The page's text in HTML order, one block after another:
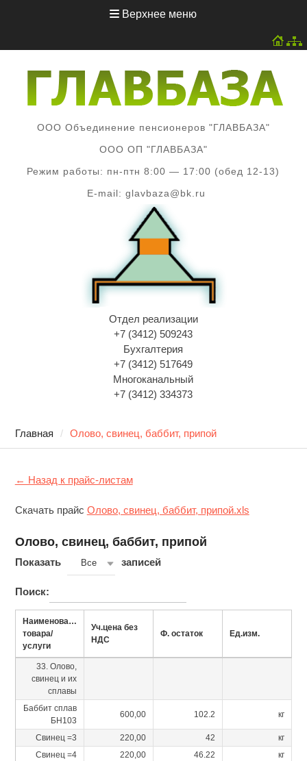
Верхнее меню
ООО Объединение пенсионеров "ГЛАВБАЗА"
ООО ОП "ГЛАВБАЗА"
Режим работы: пн-птн 8:00 — 17:00 (обед 12-13)
E-mail: glavbaza@bk.ru
Отдел реализации
+7 (3412) 509243
Бухгалтерия
+7 (3412) 517649
Многоканальный
+7 (3412) 334373
Главная Олово, свинец, баббит, припой
← Назад к прайс-листам
Скачать прайс Олово, свинец, баббит, припой.xls
Олово, свинец, баббит, припой
Показать Все записей
Поиск:
Наименование
товара/
услуги
Уч.цена без
НДС
Ф. остаток Ед.изм.
33. Олово,
свинец и их
сплавы
Баббит сплав
БН103
600,00 102.2 кг
Свинец =3 220,00 42
кг
Свинец =4
220,00 46.22
кг